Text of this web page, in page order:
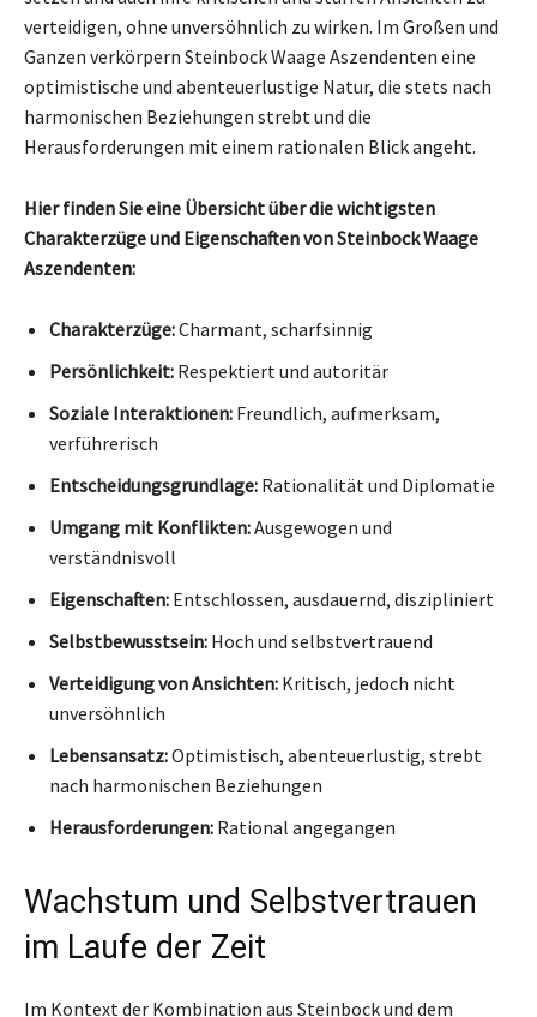
verteidigen, ohne unversöhnlich zu wirken. Im Großen und
Ganzen verkörpern Steinbock Waage Aszendenten eine
optimistische und abenteuerlustige Natur, die stets nach
harmonischen Beziehungen strebt und die
Herausforderungen mit einem rationalen Blick angeht.
Hier finden Sie eine Übersicht über die wichtigsten
Charakterzüge und Eigenschaften von Steinbock Waage
Aszendenten:
Charakterzüge:Charmant, scharfsinnig
Persönlichkeit: Respektiert und autoritär
Soziale Interaktionen: Freundlich, aufmerksam,
verführerisch
Entscheidungsgrundlage: Rationalität und Diplomatie
Umgang mit Konflikten:Ausgewogen und
verständnisvoll
Eigenschaften: Entschlossen, ausdauernd, diszipliniert
Selbstbewusstsein: Hoch und selbstvertrauend
Verteidigung von Ansichten: Kritisch, jedoch nicht
unversöhnlich
Lebensansatz:Optimistisch, abenteuerlustig, strebt
nach harmonischen Beziehungen
Herausforderungen: Rational angegangen
Wachstum und Selbstvertrauen
im Laufe der Zeit
Im Kontext der Kombination aus Steinbock und dem